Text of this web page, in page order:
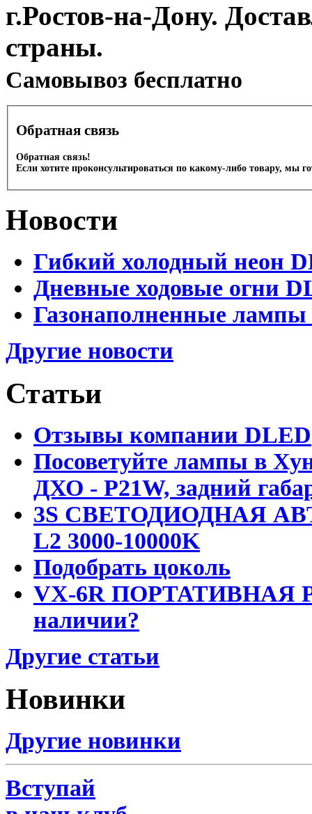
г.Ростов-на-Дону.
страны.
Cамовывоз бесплатно
Обратная связь
Обратная связь!
Если хотите проконсультироваться по какому-либо товару, мы
Новости
Гибкий холодный неон
Дневные ходовые огни
Газонаполненные лампы
Другие новости
Статьи
Отзывы компании DLED
Посоветуйте лампы в
ДХО - P21W, задний
3S СВЕТОДИОДНАЯ
L2 3000-10000K
Подобрать цоколь
VX-6R ПОРТАТИВНАЯ
наличии?
Другие статьи
Новинки
Другие новинки
Вступай